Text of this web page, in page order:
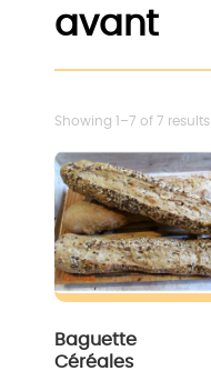
avant
Showing 1–7 of 7 results
Baguette
Céréales